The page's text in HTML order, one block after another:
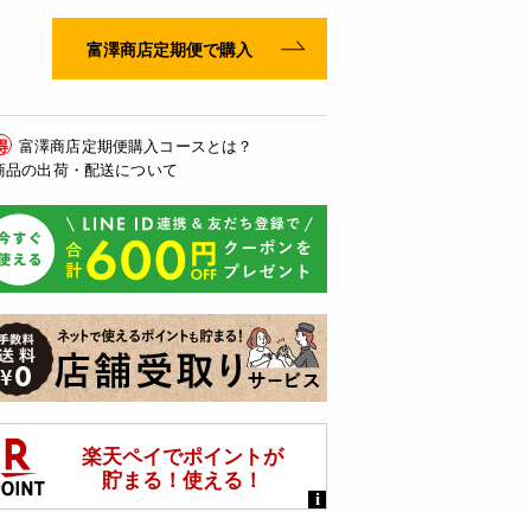
富澤商店定期便で購入
富澤商店定期便購入コースとは？
品の出荷・配送について